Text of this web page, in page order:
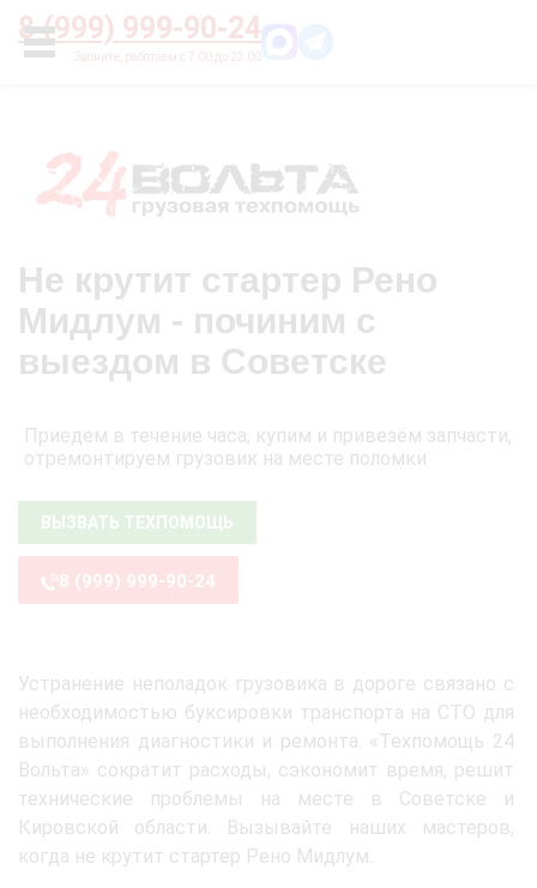
8 (999) 999-90-24
УСЛУГИ
Главная О нас Цены
Не крутит стартер Рено
Мидлум - починим с
выездом в Советске
Приедем в течение часа, купим и привезём запчасти,
отремонтируем грузовик на месте поломки
ВЫЗВАТЬ ТЕХПОМОЩЬ
8 (999) 999-90-24
Устранение неполадок грузовика в дороге связано с
необходимостью буксировки транспорта на СТО для
выполнения диагностики и ремонта. «Техпомощь 24
Вольта» сократит расходы, сэкономит время, решит
технические проблемы на месте в Советске и
Кировской области. Вызывайте наших мастеров,
когда не крутит стартер Рено Мидлум.